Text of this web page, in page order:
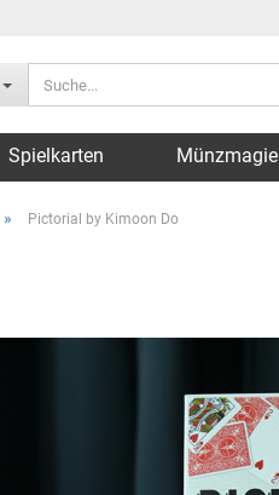
Spielkarten Münzmagie
» Pictorial by Kimoon Do